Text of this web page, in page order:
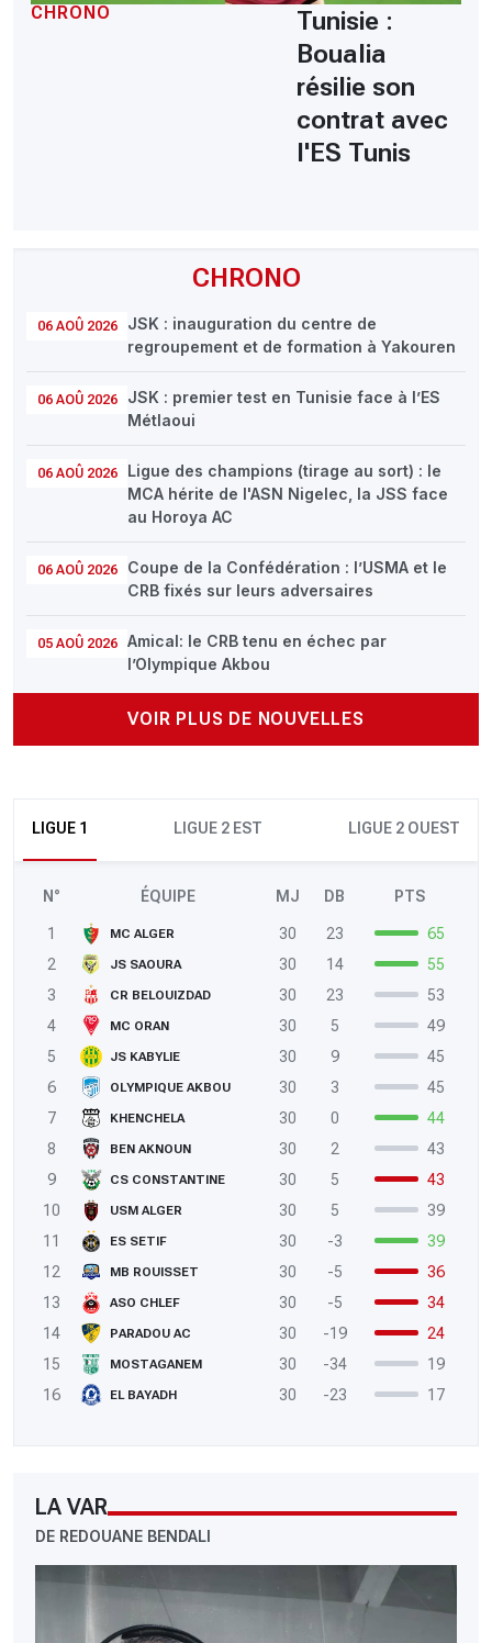
CHRONO
06 AOÛ 2026
JSK : inauguration du centre de
regroupement et de formation à Yakouren
06 AOÛ 2026
JSK : premier test en Tunisie face à l’ES
Métlaoui
06 AOÛ 2026
Ligue des champions (tirage au sort) : le
MCA hérite de l'ASN Nigelec, la JSS face
au Horoya AC
06 AOÛ 2026
Coupe de la Confédération : l’USMA et le
CRB fixés sur leurs adversaires
05 AOÛ 2026
Amical: le CRB tenu en échec par
l’Olympique Akbou
VOIR PLUS DE NOUVELLES
LIGUE 1 LIGUE 2 EST LIGUE 2 OUEST
N° ÉQUIPE MJ DB PTS
1 MC ALGER 30 23
65
2
JS SAOURA 30 14
55
3
CR BELOUIZDAD 30 23
53
4
MC ORAN 30 5
49
5
JS KABYLIE 30 9
45
6
OLYMPIQUE AKBOU 30 3
45
7
KHENCHELA 30 0
44
8
BEN AKNOUN 30 2
43
9
CS CONSTANTINE 30 5
43
10
USM ALGER 30 5
39
11
ES SETIF 30 -3
39
12
MB ROUISSET 30 -5
36
13
ASO CHLEF 30 -5
34
14
PARADOU AC 30 -19
24
15
MOSTAGANEM 30 -34
19
16
EL BAYADH 30 -23 17
LA VAR
DE REDOUANE BENDALI
CHRONO
Tunisie :
Boualia
résilie son
contrat avec
l'ES Tunis